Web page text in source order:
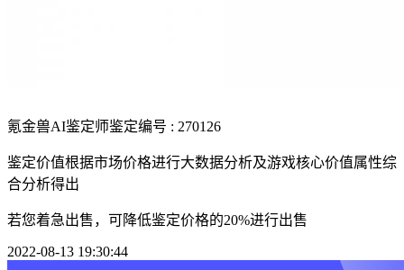
氪金兽AI鉴定师鉴定编号 : 270126
鉴定价值根据市场价格进行大数据分析及游戏核心价值属性综
合分析得出
若您着急出售，可降低鉴定价格的20%进行出售
2022-08-13 19:30:44